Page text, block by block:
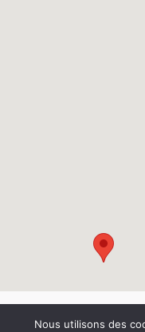
Politique de
Nous utilisons des